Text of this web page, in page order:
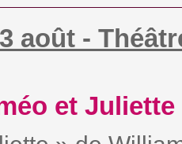
août -
et Juliette